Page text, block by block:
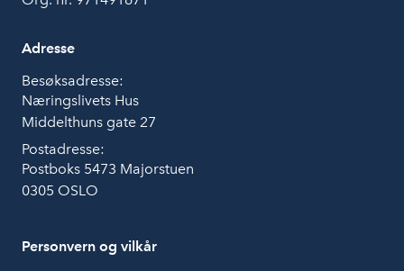
Adresse
Besøksadresse:
Næringslivets Hus
Middelthuns gate 27
Postadresse:
Postboks 5473 Majorstuen
0305 OSLO
Personvern og vilkår